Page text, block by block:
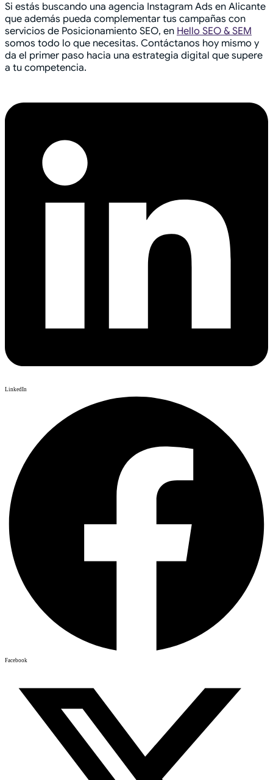
Si estás buscando una agencia Instagram Ads en Alicante
que además pueda complementar tus campañas con
servicios de Posicionamiento SEO, en Hello SEO & SEM
somos todo lo que necesitas. Contáctanos hoy mismo y
da el primer paso hacia una estrategia digital que supere
a tu competencia.
LinkedIn
Facebook